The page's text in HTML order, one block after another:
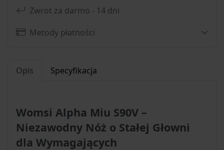
Zwrot za darmo - 14 dni
Metody płatności
Opis Specyfikacja
Womsi Alpha Miu S90V –
Niezawodny Nóż o Stałej Głowni
dla Wymagających